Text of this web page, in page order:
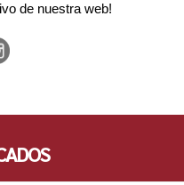
de nuestra web!